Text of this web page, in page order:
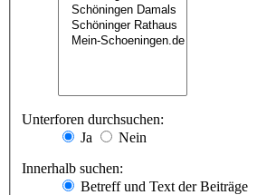
Unterforen durchsuchen:
Ja
Nein
Innerhalb suchen:
Betreff und Text der Beiträge